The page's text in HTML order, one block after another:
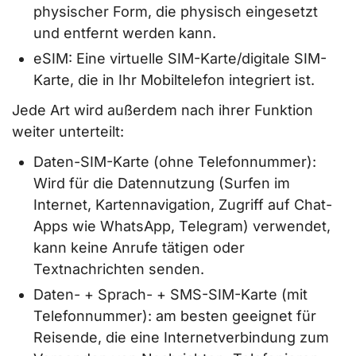
physischer Form, die physisch eingesetzt
und entfernt werden kann.
eSIM: Eine virtuelle SIM-Karte/digitale SIM-
Karte, die in Ihr Mobiltelefon integriert ist.
Jede Art wird außerdem nach ihrer Funktion
weiter unterteilt:
Daten-SIM-Karte (ohne Telefonnummer):
Wird für die Datennutzung (Surfen im
Internet, Kartennavigation, Zugriff auf Chat-
Apps wie WhatsApp, Telegram) verwendet,
kann keine Anrufe tätigen oder
Textnachrichten senden.
Daten- + Sprach- + SMS-SIM-Karte (mit
Telefonnummer): am besten geeignet für
Reisende, die eine Internetverbindung zum